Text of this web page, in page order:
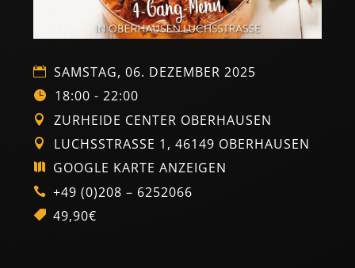
SAMSTAG, 06. DEZEMBER 2025
18:00 - 22:00
ZURHEIDE CENTER OBERHAUSEN
LUCHSSTRASSE 1, 46149 OBERHAUSEN
GOOGLE KARTE ANZEIGEN
+49 (0)208 – 6252066
49,90€